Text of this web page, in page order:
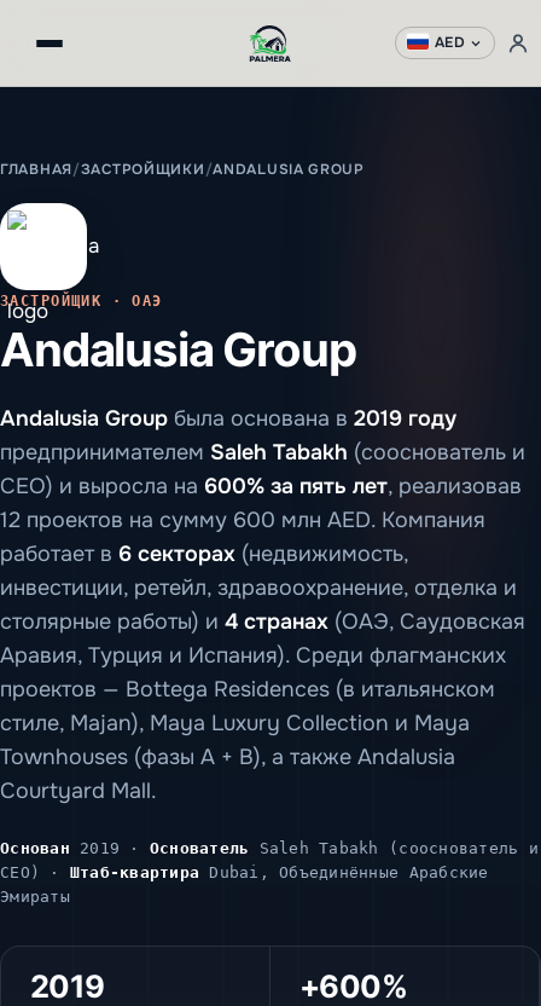
AED
ГЛАВНАЯ/ЗАСТРОЙЩИКИ /ANDALUSIA GROUP
ЗАСТРОЙЩИК · ОАЭ
Andalusia Group
Andalusia Group была основана в 2019 году
предпринимателем Saleh Tabakh (сооснователь и
CEO) и выросла на 600% за пять лет, реализовав
12 проектов на сумму 600 млн AED. Компания
работает в 6 секторах (недвижимость,
инвестиции, ретейл, здравоохранение, отделка и
столярные работы) и 4 странах (ОАЭ, Саудовская
Аравия, Турция и Испания). Среди флагманских
проектов — Bottega Residences (в итальянском
стиле, Majan), Maya Luxury Collection и Maya
Townhouses (фазы A + B), а также Andalusia
Courtyard Mall.
Основан 2019 · Основатель Saleh Tabakh (сооснователь и
CEO) · Штаб-квартира Dubai, Объединённые Арабские
Эмираты
2019 +600%